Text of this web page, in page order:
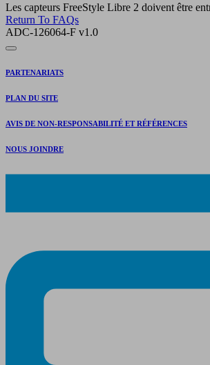
Les capteurs FreeStyle Libre 2 doivent être
Return To FAQs
ADC-126064-F v1.0
PARTENARIATS
PLAN DU SITE
AVIS DE NON-RESPONSABILITÉ ET RÉFÉRENCES
NOUS JOINDRE